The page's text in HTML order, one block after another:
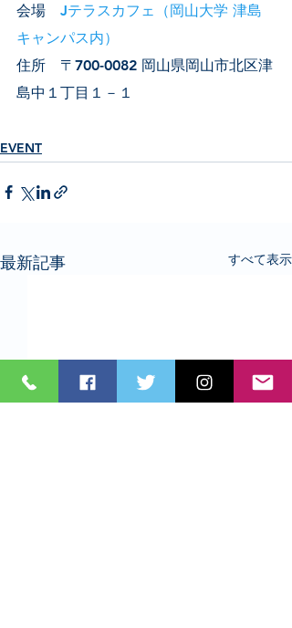
会場 Jテラスカフェ（岡山大学 津島
キャンパス内）
住所　〒700-0082 岡山県岡山市北区津
島中１丁目１－１
EVENT
最新記事 すべて表示